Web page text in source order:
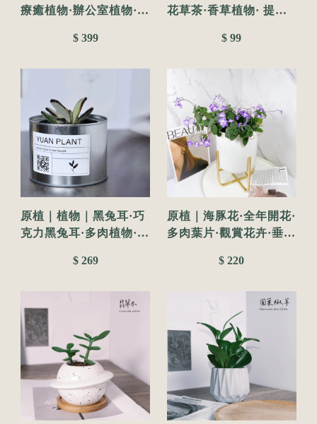
療癒植物·辦公室植物·耐
·多肉植物·3吋·5吋
$ 399
花草茶·香草植物· 提振
$ 99
原植｜植物｜黑兔耳·巧
克力黑兔耳·多肉植物·景
仙人掌·耐旱植物·3吋
$ 269
原植｜海豚花·全年開花·
多肉葉片·觀賞花卉·垂墜
$ 220